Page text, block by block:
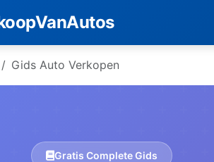
Gids Auto Verkopen
Gratis Complete Gids